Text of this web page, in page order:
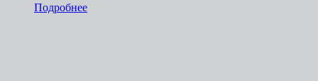
Подробнее